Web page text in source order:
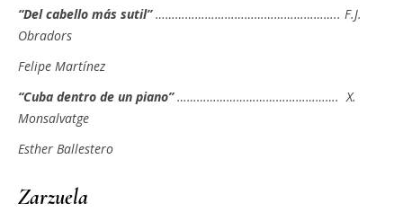
“Del cabello más sutil”……………………………………………….. F.J.
Obradors
Felipe Martínez
“Cuba dentro de un piano”…………………………………………. X.
Monsalvatge
Esther Ballestero
Zarzuela